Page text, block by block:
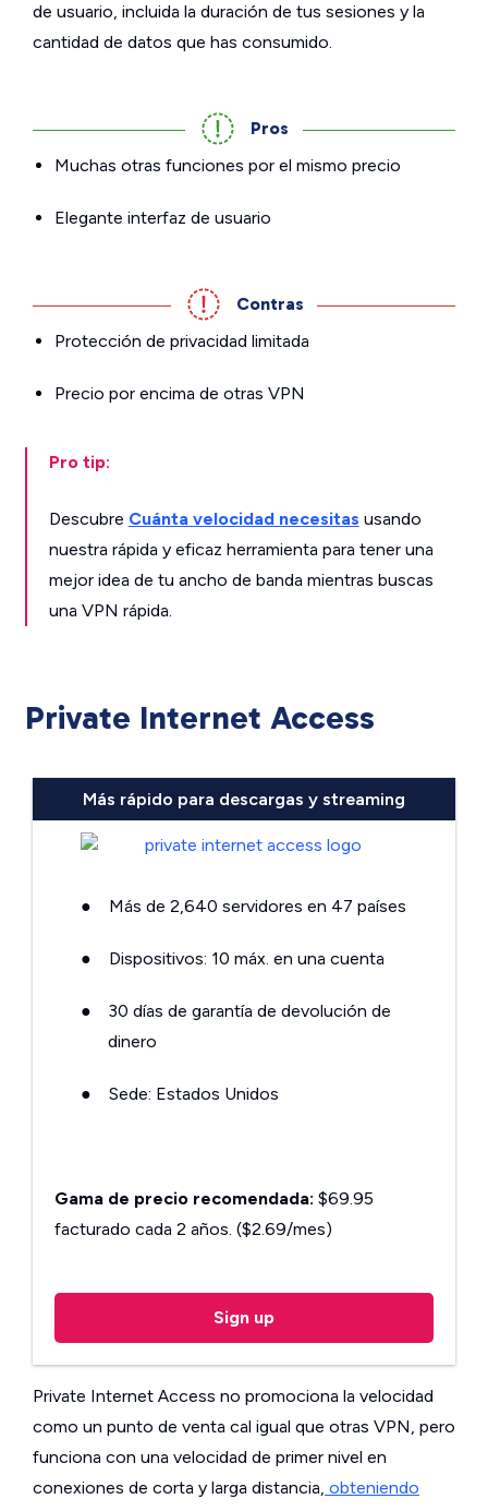
de usuario, incluida la duración de tus sesiones y la
cantidad de datos que has consumido.
Pros
Muchas otras funciones por el mismo precio
Elegante interfaz de usuario
Contras
Protección de privacidad limitada
Precio por encima de otras VPN
Pro tip:
Descubre Cuánta velocidad necesitas usando
nuestra rápida y eficaz herramienta para tener una
mejor idea de tu ancho de banda mientras buscas
una VPN rápida.
Private Internet Access
Más rápido para descargas y streaming
● Más de 2,640 servidores en 47 países
● Dispositivos: 10 máx. en una cuenta
●
30 días de garantía de devolución de
dinero
● Sede: Estados Unidos
Gama de precio recomendada: $69.95
facturado cada 2 años. ($2.69/mes)
Sign up
Private Internet Access no promociona la velocidad
como un punto de venta cal igual que otras VPN, pero
funciona con una velocidad de primer nivel en
conexiones de corta y larga distancia, obteniendo